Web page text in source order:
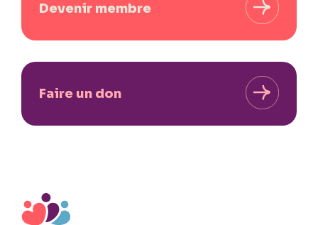
Devenir membre
Faire un don